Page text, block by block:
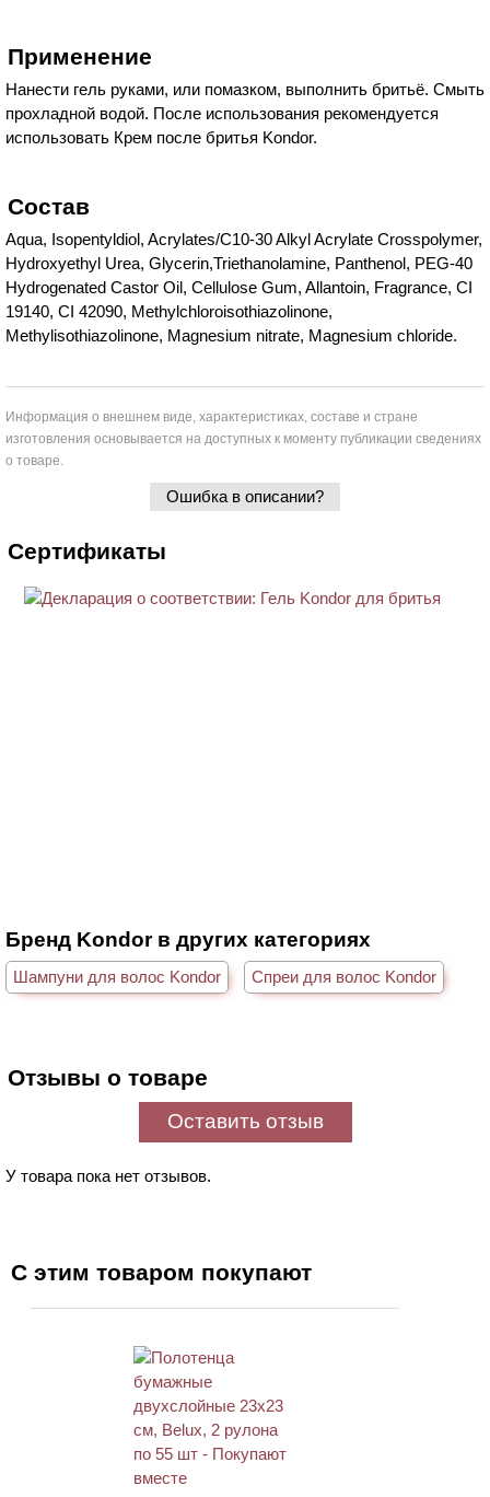
Применение
Нанести гель руками, или помазком, выполнить бритьё. Смыть
прохладной водой. После использования рекомендуется
использовать Крем после бритья Kondor.
Состав
Aqua, Isopentyldiol, Acrylates/C10-30 Alkyl Acrylate Crosspolymer,
Hydroxyethyl Urea, Glycerin,Triethanolamine, Panthenol, PEG-40
Hydrogenated Castor Oil, Cellulose Gum, Allantoin, Fragrance, CI
19140, CI 42090, Methylchloroisothiazolinone,
Methylisothiazolinone, Magnesium nitrate, Magnesium chloride.
Информация о внешнем виде, характеристиках, составе и стране
изготовления основывается на доступных к моменту публикации сведениях
о товаре.
Ошибка в описании?
Сертификаты
Бренд Kondor в других категориях
Шампуни для волос Kondor Спреи для волос Kondor
Отзывы о товаре
Оставить отзыв
У товара пока нет отзывов.
С этим товаром покупают